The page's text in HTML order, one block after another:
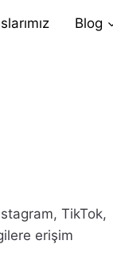
Blog
TikTok,
erişim